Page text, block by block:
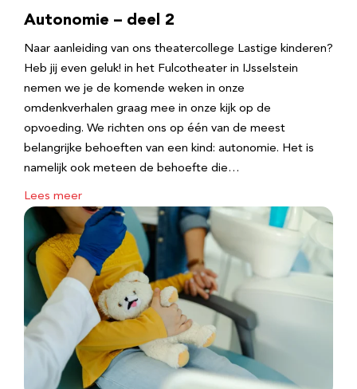
Autonomie – deel 2
Naar aanleiding van ons theatercollege Lastige kinderen?
Heb jij even geluk! in het Fulcotheater in IJsselstein
nemen we je de komende weken in onze
omdenkverhalen graag mee in onze kijk op de
opvoeding. We richten ons op één van de meest
belangrijke behoeften van een kind: autonomie. Het is
namelijk ook meteen de behoefte die…
Lees meer